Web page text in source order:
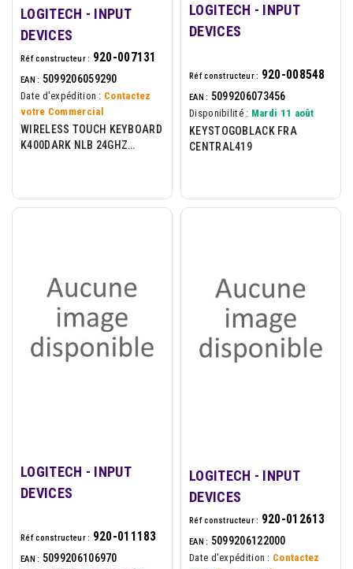
LOGITECH - INPUT
DEVICES
Réf constructeur : 920-007131
EAN : 5099206059290
Date d'expédition : Contactez
votre Commercial
WIRELESS TOUCH KEYBOARD
K400DARK NLB 24GHZ
LOGITECH - INPUT
DEVICES
Réf constructeur : 920-008548
EAN : 5099206073456
Disponibilité : Mardi 11 août
KEYSTOGOBLACK FRA
CENTRAL419
LOGITECH - INPUT
DEVICES
Réf constructeur : 920-011183
EAN : 5099206106970
LOGITECH - INPUT
DEVICES
Réf constructeur : 920-012613
EAN : 5099206122000
Date d'expédition : Contactez